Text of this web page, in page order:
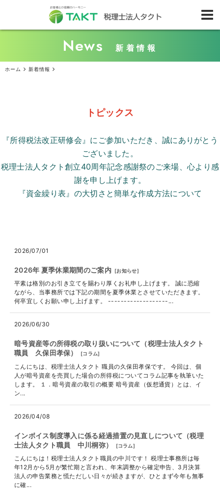
News 新着情報
ホーム 新着情報
トピックス
『所得税法改正研修会』にご参加いただき、誠にありがとう
ございました。
税理士法人タクト創立40周年記念感謝祭のご来場、心より感
謝を申し上げます。
『資金繰り表』の大切さと簡単な作成方法について
2026/07/01
2026年 夏季休業期間のご案内 [お知らせ]
平素は格別のお引き立てを賜わり厚くお礼申し上げます。 誠に恐縮
ながら、当事務所では下記の期間を夏季休業とさせていただきます。
何卒宜しくお願い申し上げます。 -------------------...
2026/06/30
暗号資産等の所得税の取り扱いについて（税理士法人タクト
職員 久保田孝保）
[コラム]
こんにちは、税理士法人タクト 職員の久保田孝保です。 今回は、個
人が暗号資産を売買した場合の所得税についてコラム記事を執筆いた
します。 １．暗号資産の取引の概要 暗号資産（仮想通貨）とは、イ
ン...
2026/04/08
インボイス制度導入に係る経過措置の見直しについて（税理
士法人タクト職員 中川桐弥）
[コラム]
こんにちは！税理士法人タクト職員の中川です！ 税理士事務所は毎
年12月から5月が繁忙期と言われ、年末調整から確定申告、3月決算
法人の申告業務と慌ただしい日々が続きますが、ひとまず今年も無事
に確...